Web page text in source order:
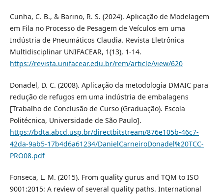
Cunha, C. B., & Barino, R. S. (2024). Aplicação de Modelagem
em Fila no Processo de Pesagem de Veículos em uma
Indústria de Pneumáticos Claudia. Revista Eletrônica
Multidisciplinar UNIFACEAR, 1(13), 1-14.
https://revista.unifacear.edu.br/rem/article/view/620
Donadel, D. C. (2008). Aplicação da metodologia DMAIC para
redução de refugos em uma indústria de embalagens
[Trabalho de Conclusão de Curso (Graduação). Escola
Politécnica, Universidade de São Paulo].
https://bdta.abcd.usp.br/directbitstream/876e105b-46c7-
42da-9ab5-17b4d6a61234/DanielCarneiroDonadel%20TCC-
PRO08.pdf
Fonseca, L. M. (2015). From quality gurus and TQM to ISO
9001:2015: A review of several quality paths. International